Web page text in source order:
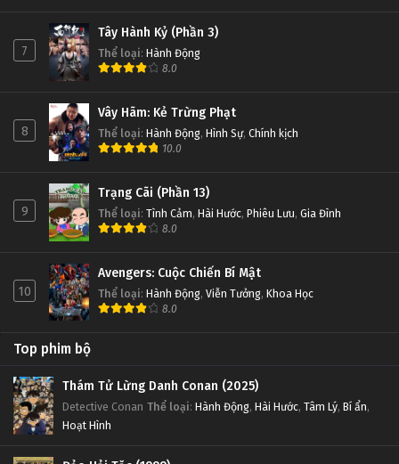
7
Tây Hành Kỷ (Phần 3)
Thể loại: Hành Động
8.0
8
Vây Hãm: Kẻ Trừng Phạt
Thể loại: Hành Động, Hình Sự, Chính kịch
10.0
9
Trạng Cãi (Phần 13)
Thể loại: Tình Cảm, Hài Hước, Phiêu Lưu, Gia Đình
8.0
10
Avengers: Cuộc Chiến Bí Mật
Thể loại: Hành Động, Viễn Tưởng, Khoa Học
8.0
Top phim bộ
Thám Tử Lừng Danh Conan (2025)
Detective Conan Thể loại: Hành Động, Hài Hước, Tâm Lý, Bí ẩn,
Hoạt Hình